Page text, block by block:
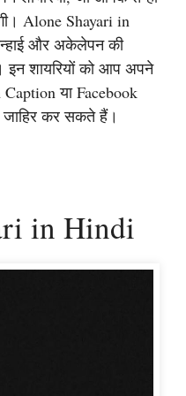
Alone Shayari in
और अकेलेपन की
शायरियों को आप अपने
या Facebook
कर सकते हैं।
in Hindi